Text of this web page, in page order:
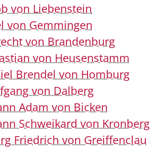
von Liebenstein
von Gemmingen
von Brandenburg
von Heusenstamm
Brendel von Homburg
von Dalberg
Adam von Bicken
Schweikard von Kronberg
Friedrich von Greiffenclau